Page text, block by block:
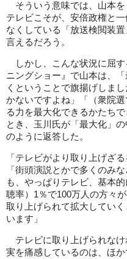
そういう意味では、山本を
テレビこそが、安倍政権と
なくしている「放送検閲装
言えるだろう。
しかし、こんな状況に屈す
ニングショー』で山本は、
くということで旗揚げしま
かないですよね」「（衆院
る力を最大化できるかたち
とき、玉川氏が「最大化」
のように返答した。
「テレビがより取り上げざ
「街頭演説とかで多くのみ
も、やっぱりテレビ、基本
聴率）1％で100万人の方々
取り上げられて拡大してい
います」
テレビに取り上げられな
実を痛感しているのは、ほ